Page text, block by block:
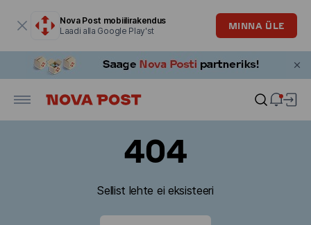
Nova Post mobiilirakendus
Laadi alla Google Play'st
MINNA ÜLE
404
Sellist lehte ei eksisteeri